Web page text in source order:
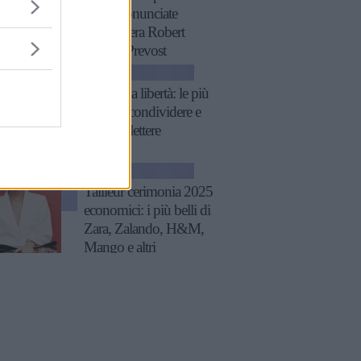
XIV, pronunciate
quando era Robert
Francis Prevost
Frasi sulla libertà: le più
belle da condividere e
su cui riflettere
Tailleur cerimonia 2025
economici: i più belli di
Zara, Zalando, H&M,
Mango e altri